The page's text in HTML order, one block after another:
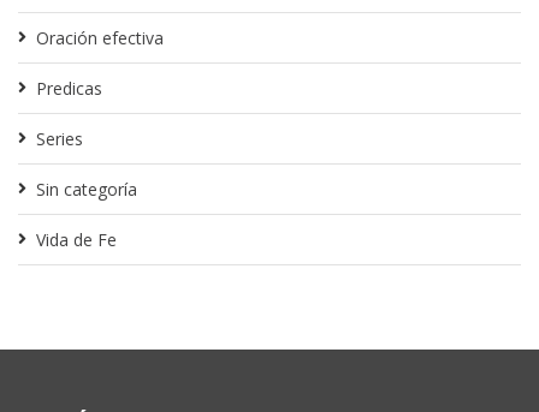
Oración efectiva
Predicas
Series
Sin categoría
Vida de Fe